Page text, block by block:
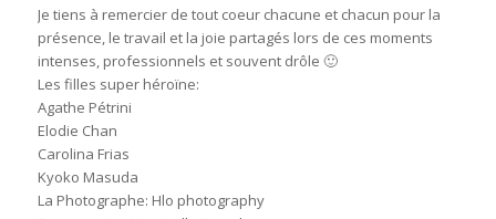
Je tiens à remercier de tout coeur chacune et chacun pour la
présence, le travail et la joie partagés lors de ces moments
intenses, professionnels et souvent drôle 🙂
Les filles super héroïne:
Agathe Pétrini
Elodie Chan
Carolina Frias
Kyoko Masuda
La Photographe: Hlo photography